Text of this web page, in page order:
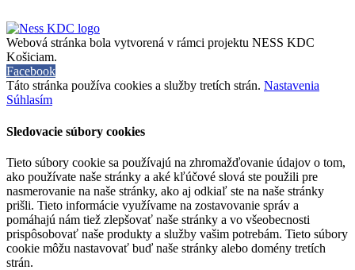
Webová stránka bola vytvorená v rámci projektu NESS KDC
Košiciam.
Facebook
Táto stránka používa cookies a služby tretích strán. Nastavenia
Súhlasím
Sledovacie súbory cookies
Tieto súbory cookie sa používajú na zhromažďovanie údajov o tom,
ako používate naše stránky a aké kľúčové slová ste použili pre
nasmerovanie na naše stránky, ako aj odkiaľ ste na naše stránky
prišli. Tieto informácie využívame na zostavovanie správ a
pomáhajú nám tiež zlepšovať naše stránky a vo všeobecnosti
prispôsobovať naše produkty a služby vašim potrebám. Tieto súbory
cookie môžu nastavovať buď naše stránky alebo domény tretích
strán.